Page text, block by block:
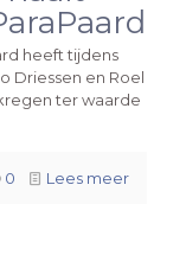
heeft tijdens
Driessen en Roel
ter waarde
0 Lees meer